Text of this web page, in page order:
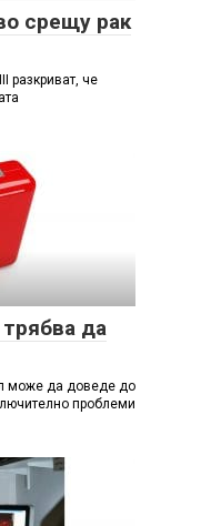
срещу рак
разкриват, че
да
може да доведе до
проблеми